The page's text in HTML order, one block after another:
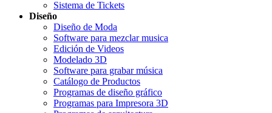
Sistema de Tickets
Diseño
Diseño de Moda
Software para mezclar musica
Edición de Videos
Modelado 3D
Software para grabar música
Catálogo de Productos
Programas de diseño gráfico
Programas para Impresora 3D